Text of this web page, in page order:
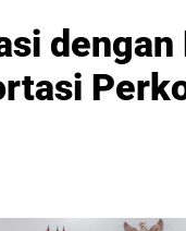
dengan